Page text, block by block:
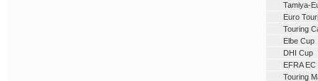
Tamiya-
Euro
Touring
Elbe Cup
DHI Cup
EFRA EC
Touring